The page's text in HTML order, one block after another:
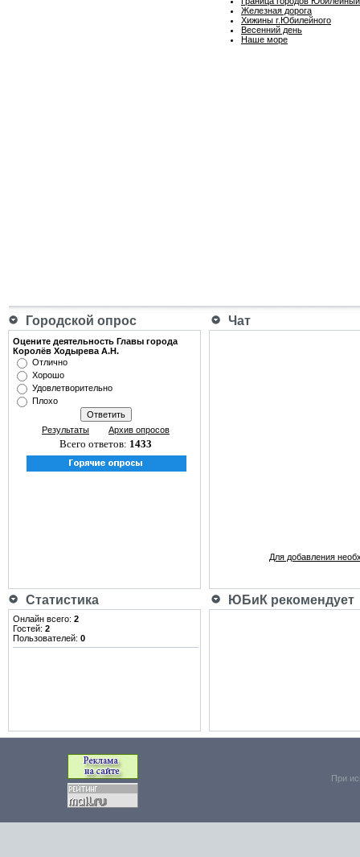
Железная дорога
Хижины г.Юбилейного
Весенний день
Наше море
Городской опрос Чат
Оцените деятельность Главы города
Королёв Ходырева А.Н.
Отлично
Хорошо
Удовлетворительно
Плохо
Результаты Архив опросов
Всего ответов: 1433
Для добавления
Статистика ЮБиК рекомендует
Онлайн всего: 2
Гостей: 2
Пользователей: 0
При